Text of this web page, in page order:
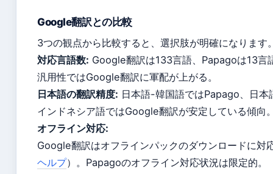
Google翻訳との比較
3つの観点から比較すると、選択肢が明確になります
対応言語数: Google翻訳は133言語、Papagoは13言
汎用性ではGoogle翻訳に軍配が上がる。
日本語の翻訳精度: 日本語-韓国語ではPapago、日本
インドネシア語ではGoogle翻訳が安定している傾向
オフライン対応:
Google翻訳はオフラインパックのダウンロードに対
ヘルプ）。Papagoのオフライン対応状況は限定的。